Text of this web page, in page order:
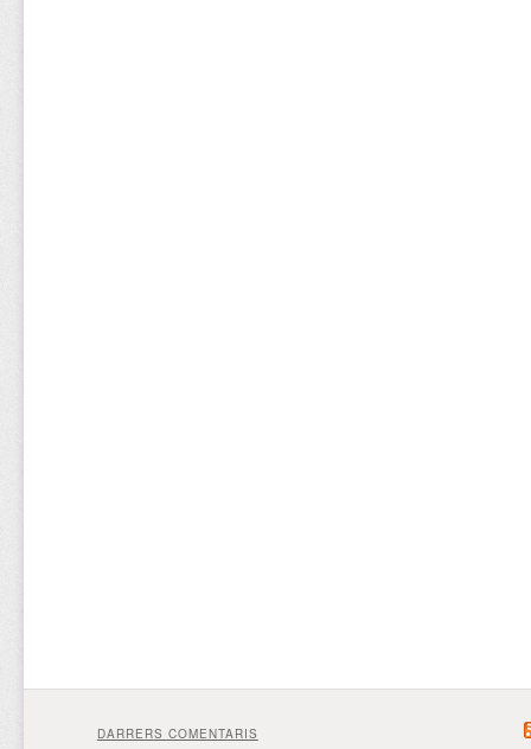
DARRERS COMENTARIS